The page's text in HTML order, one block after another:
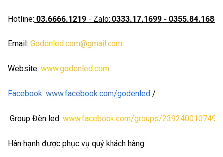
Hotline: 03.6666.1219 - Zalo: 0333.17.1699 - 0355.84.1688
Email: Godenled.com@gmail.com.
Website: www.godenled.com
Facebook: www.facebook.com/godenled /
Group Đèn led: www.facebook.com/groups/
Hân hạnh được phục vụ quý khách hàng